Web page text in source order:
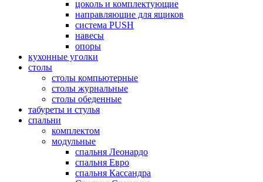
цоколь и комплектующие
направляющие для ящиков
система PUSH
навесы
опоры
кухонные уголки
столы
столы компьютерные
столы журнальные
столы обеденные
табуреты и стулья
спальни
комплектом
модульные
спальня Леонардо
спальня Евро
спальня Кассандра